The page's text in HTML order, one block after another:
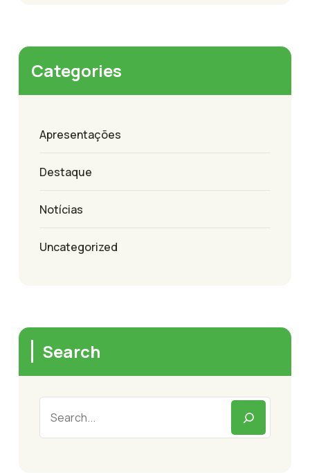
Categories
Apresentações
Destaque
Notícias
Uncategorized
Search